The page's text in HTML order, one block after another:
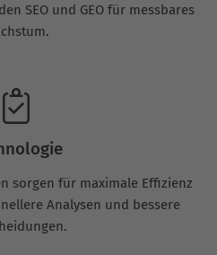
SEO und GEO für messbares
sorgen für maximale Effizienz
Analysen und bessere